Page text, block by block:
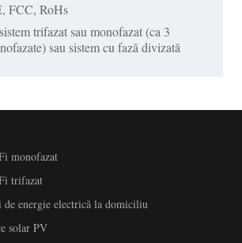
FCC, RoHs
trifazat sau monofazat (ca 3
sau sistem cu fază divizată
monofazat
trifazat
energie electrică la domiciliu
solar PV